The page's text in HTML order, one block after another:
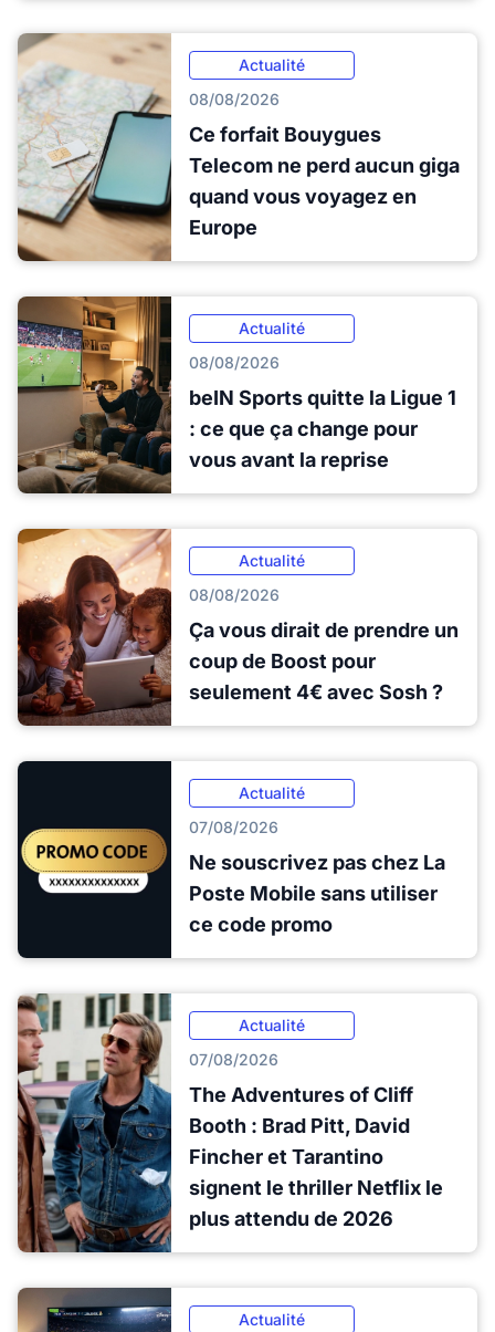
Actualité
08/08/2026
Ce forfait Bouygues
Telecom ne perd aucun giga
quand vous voyagez en
Europe
Actualité
08/08/2026
beIN Sports quitte la Ligue 1
: ce que ça change pour
vous avant la reprise
Actualité
08/08/2026
Ça vous dirait de prendre un
coup de Boost pour
seulement 4€ avec Sosh ?
Actualité
07/08/2026
Ne souscrivez pas chez La
Poste Mobile sans utiliser
ce code promo
Actualité
07/08/2026
The Adventures of Cliff
Booth : Brad Pitt, David
Fincher et Tarantino
signent le thriller Netflix le
plus attendu de 2026
Actualité